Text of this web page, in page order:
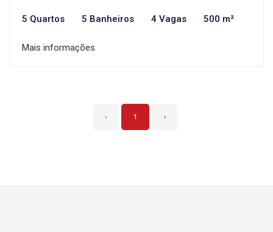
5 Quartos 5 Banheiros 4 Vagas 500 m²
Mais informações
‹ 1 ›